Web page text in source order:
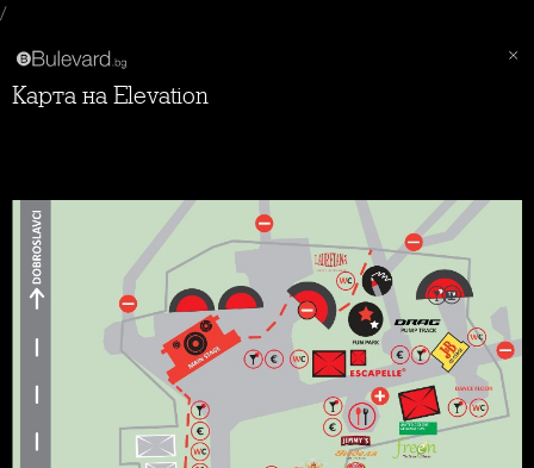
/
Карта на Elevation